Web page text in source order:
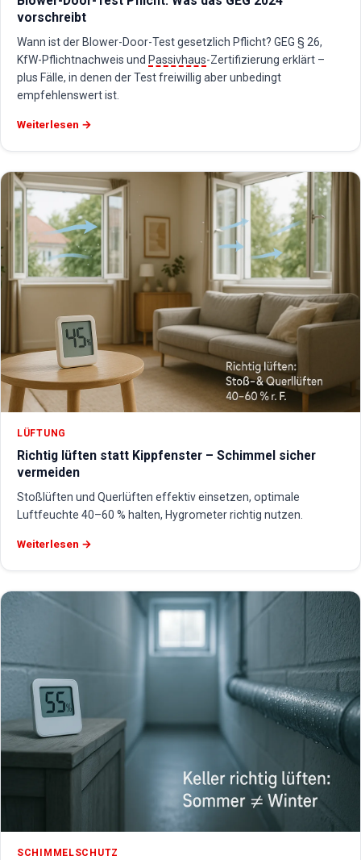
vorschreibt
Wann ist der Blower-Door-Test gesetzlich Pflicht? GEG § 26,
KfW-Pflichtnachweis und Passivhaus-Zertifizierung erklärt –
plus Fälle, in denen der Test freiwillig aber unbedingt
empfehlenswert ist.
Weiterlesen →
LÜFTUNG
Richtig lüften statt Kippfenster – Schimmel sicher
vermeiden
Stoßlüften und Querlüften effektiv einsetzen, optimale
Luftfeuchte 40–60 % halten, Hygrometer richtig nutzen.
Weiterlesen →
SCHIMMELSCHUTZ